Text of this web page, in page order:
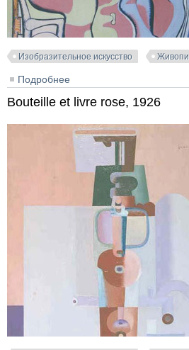
Изобразительное искусство
Подробнее
Bouteille et livre rose, 1926